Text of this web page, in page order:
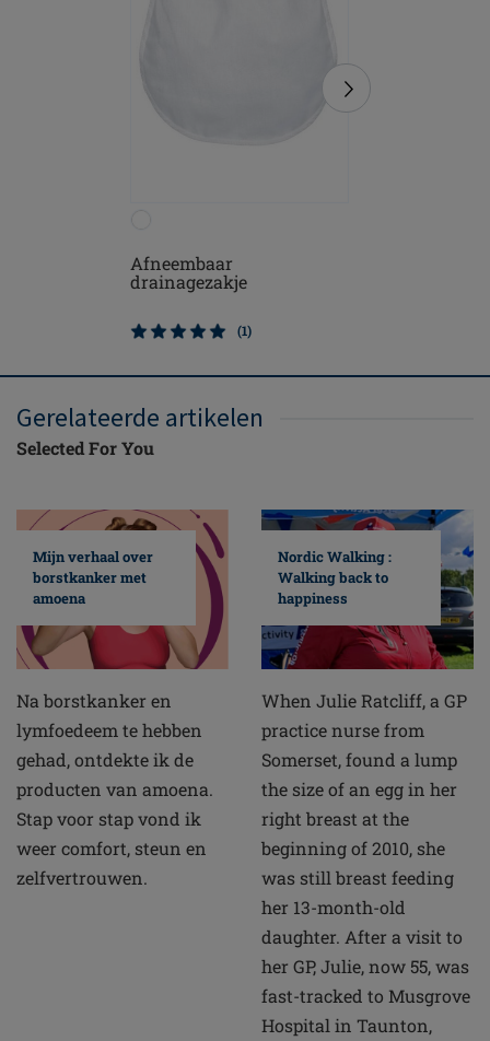
Afneembaar
drainagezakje
(1)
Gerelateerde artikelen
Selected For You
Mijn verhaal over
borstkanker met
amoena
Na borstkanker en
lymfoedeem te hebben
gehad, ontdekte ik de
producten van amoena.
Stap voor stap vond ik
weer comfort, steun en
zelfvertrouwen.
Nordic Walking :
Walking back to
happiness
When Julie Ratcliff, a GP
practice nurse from
Somerset, found a lump
the size of an egg in her
right breast at the
beginning of 2010, she
was still breast feeding
her 13-month-old
daughter. After a visit to
her GP, Julie, now 55, was
fast-tracked to Musgrove
Hospital in Taunton,